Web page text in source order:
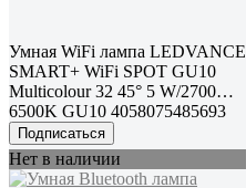
Умная WiFi лампа LEDVANCE
SMART+ WiFi SPOT GU10
Multicolour 32 45° 5 W/2700…
6500K GU10 4058075485693
Подписаться
Нет в наличии